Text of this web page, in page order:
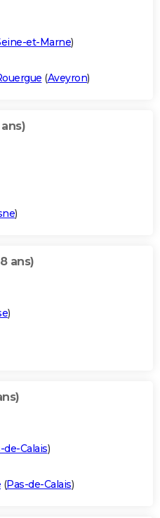
et-Marne)
(Aveyron)
)
ans)
)
de-Calais)
(Pas-de-Calais)